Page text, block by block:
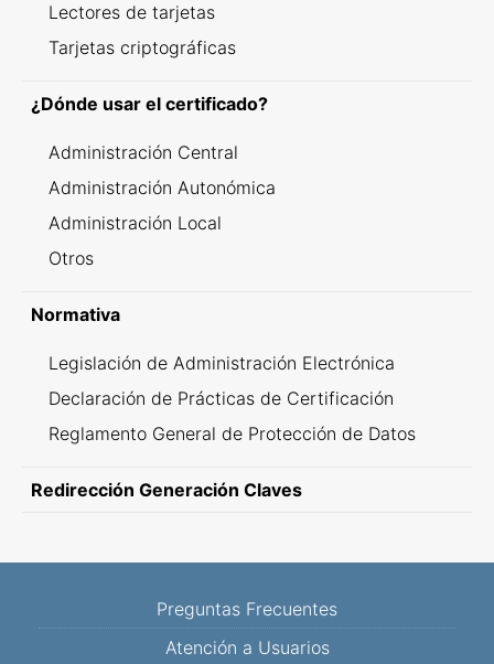
Lectores de tarjetas
Tarjetas criptográficas
¿Dónde usar el certificado?
Administración Central
Administración Autonómica
Administración Local
Otros
Normativa
Legislación de Administración Electrónica
Declaración de Prácticas de Certificación
Reglamento General de Protección de Datos
Redirección Generación Claves
Preguntas Frecuentes
Atención a Usuarios